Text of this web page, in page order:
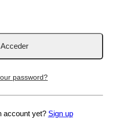
12 Ene 2020
para saber si tu hijo
visión Descubre cómo
password?
account yet? Sign up